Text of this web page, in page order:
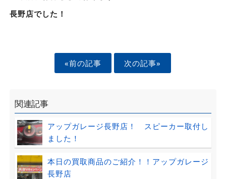
長野店でした！
«前の記事 次の記事»
関連記事
アップガレージ長野店！ スピーカー取付し
ました！
本日の買取商品のご紹介！！アップガレージ
長野店